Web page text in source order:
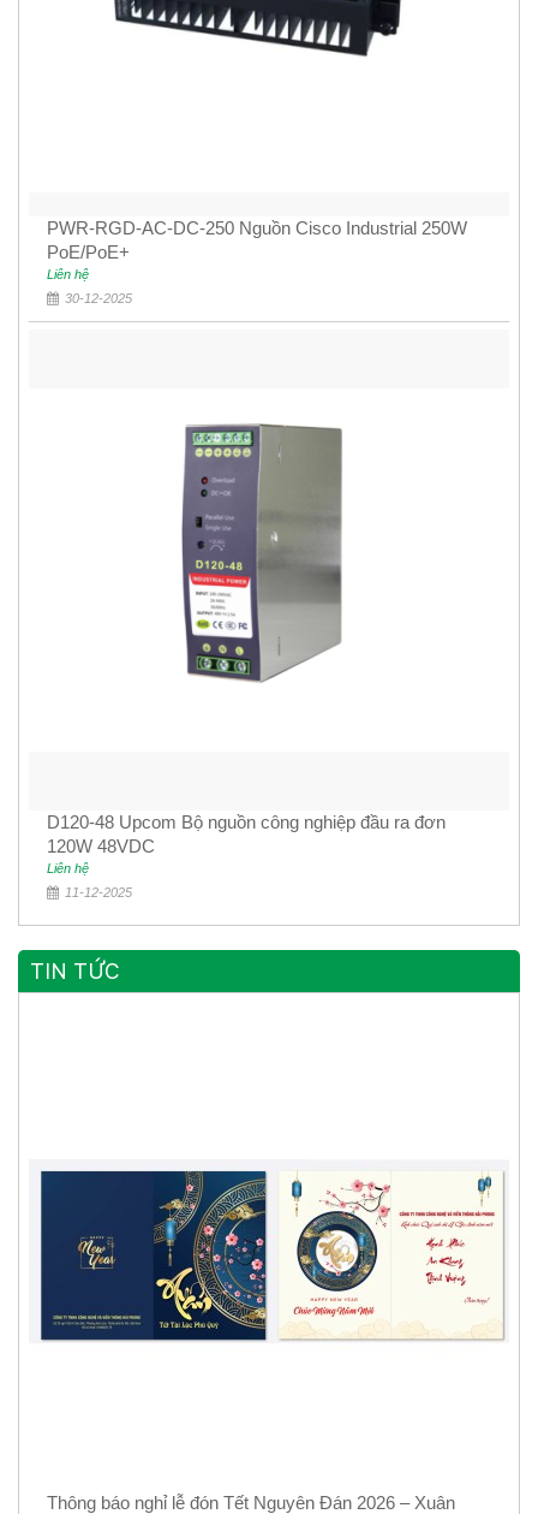
PWR-RGD-AC-DC-250 Nguồn Cisco Industrial 250W
PoE/PoE+
Liên hệ
30-12-2025
D120-48 Upcom Bộ nguồn công nghiệp đầu ra đơn
120W 48VDC
Liên hệ
11-12-2025
TIN TỨC
Thông báo nghỉ lễ đón Tết Nguyên Đán 2026 – Xuân